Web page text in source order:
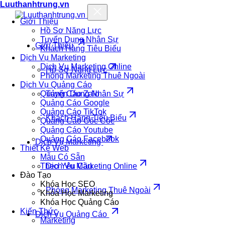
Luuthanhtrung.vn
Giới Thiệu
Hồ Sơ Năng Lực
Tuyển Dụng Nhân Sự
Khách Hàng Tiêu Biểu
Dịch Vụ Marketing
Dịch Vụ Marketing Online
Phòng Marketing Thuê Ngoài
Dịch Vụ Quảng Cáo
Quảng Cáo Zalo
Quảng Cáo Google
Quảng Cáo TikTok
Quảng Cáo Cốc Cốc
Quảng Cáo Youtube
Quảng Cáo Facebook
Thiết Kế Web
Mẫu Có Sẵn
Theo Yêu Cầu
Đào Tạo
Khóa Học SEO
Khóa Học Marketing
Khóa Học Quảng Cáo
Kiến Thức
Marketing
Giới Thiệu
Hồ Sơ Năng Lực
Tuyển Dụng Nhân Sự
Khách Hàng Tiêu Biểu
Dịch Vụ Marketing
Dịch Vụ Marketing Online
Phòng Marketing Thuê Ngoài
Dịch Vụ Quảng Cáo